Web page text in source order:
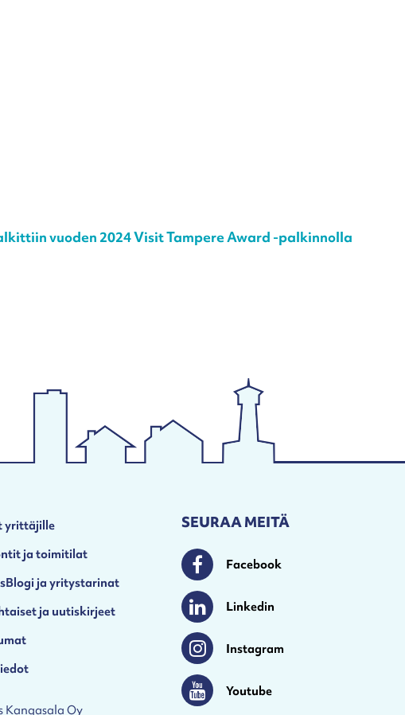
vuoden 2024 Visit Tampere Award -palkinnolla
yrittäjille
ja toimitilat
ja yritystarinat
ja uutiskirjeet
Kangasala Oy
SEURAA MEITÄ
FacebookFacebook
LinkedinLinkedin
InstagramInstagram
Youtube Youtube